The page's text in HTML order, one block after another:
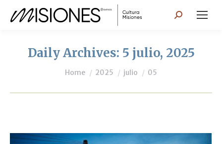
Search:
Daily Archives: 5 julio, 2025
You are here:
Home 2025 julio 05